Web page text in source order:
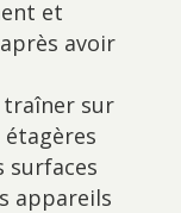
et
avoir
traîner sur
surfaces
appareils